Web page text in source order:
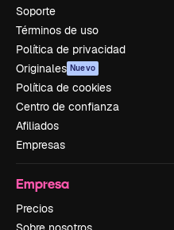
Soporte
Términos de uso
Política de privacidad
Originales Nuevo
Política de cookies
Centro de confianza
Afiliados
Empresas
Empresa
Precios